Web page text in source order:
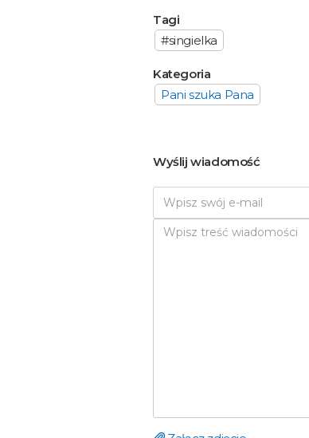
Tagi
#singielka
Kategoria
Pani szuka Pana
Wyślij wiadomość